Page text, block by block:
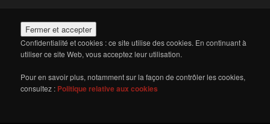
Confidentialité et cookies : ce site utilise des cookies. En continuant à
utiliser ce site Web, vous acceptez leur utilisation.
Pour en savoir plus, notamment sur la façon de contrôler les cookies,
consultez : Politique relative aux cookies